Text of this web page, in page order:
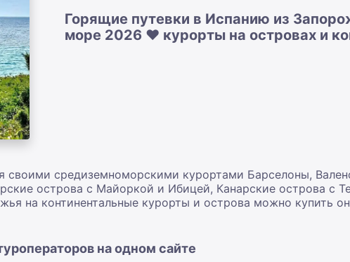
Горящие путевки в Испанию из
море 2026 ❤️ курорты на островах и
своими средиземноморскими курортами Барселоны,
острова с Майоркой и Ибицей, Канарские острова с
на континентальные курорты и острова можно купить
на одном сайте